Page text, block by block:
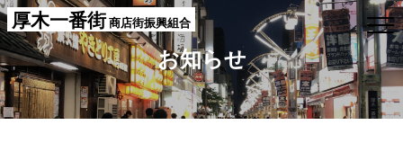
厚木一番街 商店街振興組合
お知らせ